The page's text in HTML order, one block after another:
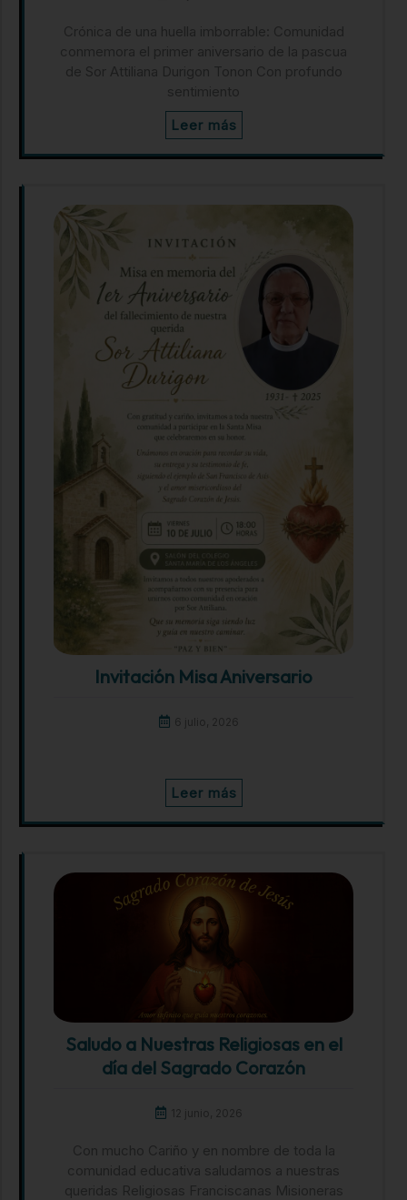
Crónica de una huella imborrable: Comunidad
conmemora el primer aniversario de la pascua
de Sor Attiliana Durigon Tonon Con profundo
sentimiento
Leer más
Invitación Misa Aniversario
6 julio, 2026
Leer más
Saludo a Nuestras Religiosas en el
día del Sagrado Corazón
12 junio, 2026
Con mucho Cariño y en nombre de toda la
comunidad educativa saludamos a nuestras
queridas Religiosas Franciscanas Misioneras